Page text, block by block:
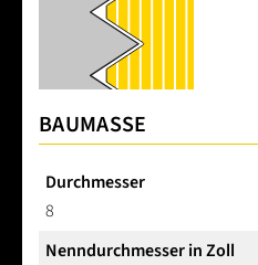
BAUMASSE
Durchmesser
8
Nenndurchmesser in Zoll